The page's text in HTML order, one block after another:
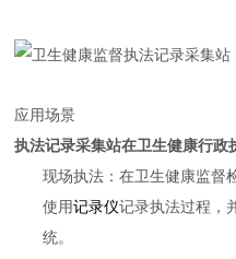
应用场景
执法记录采集站在卫生健康行政
现场执法：在卫生健康监督
使用记录仪记录执法过程，
统。